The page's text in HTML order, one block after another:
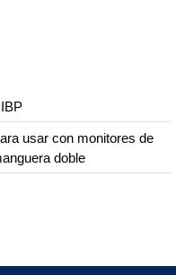
usar con monitores de
doble